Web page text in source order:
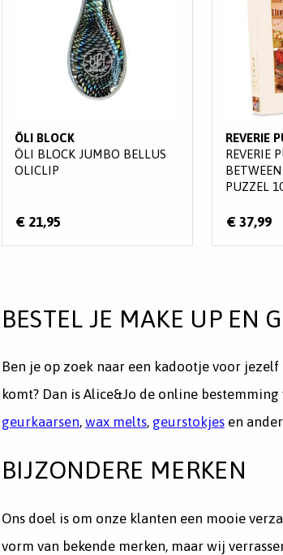
ÖLI BLOCK
ÖLI BLOCK JUMBO BELLUS
OLICLIP
€ 21,95
REVERIE
REVERIE
PUZZEL
€ 37,99
BESTEL JE MAKE UP EN
Ben je op zoek naar een kadootje voor
komt? Dan is Alice&Jo de online
geurkaarsen, wax melts, geurstokjesen
BIJZONDERE MERKEN
Ons doel is om onze klanten een mooie
vorm van bekende merken, maar wij